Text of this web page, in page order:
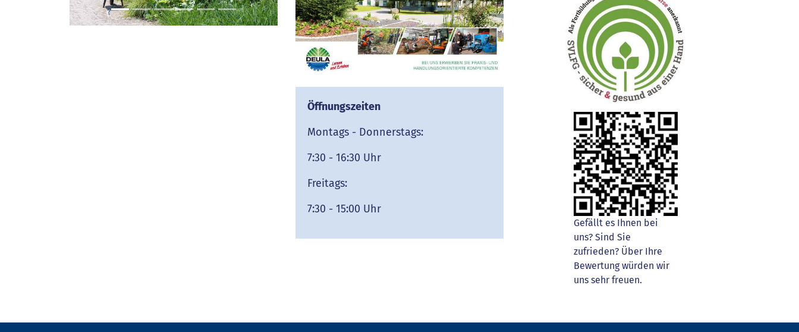
Öffnungszeiten
Montags - Donnerstags:
7:30 - 16:30 Uhr
Freitags:
7:30 - 15:00 Uhr
Gefällt es Ihnen bei
uns? Sind Sie
zufrieden? Über Ihre
Bewertung würden wir
uns sehr freuen.